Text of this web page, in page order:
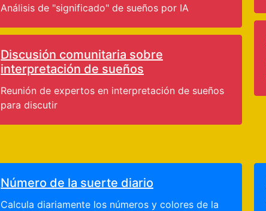
Análisis de "significado" de sueños por IA
Discusión comunitaria sobre
interpretación de sueños
Reunión de expertos en interpretación de sueños
para discutir
Número de la suerte diario
Calcula diariamente los números y colores de la